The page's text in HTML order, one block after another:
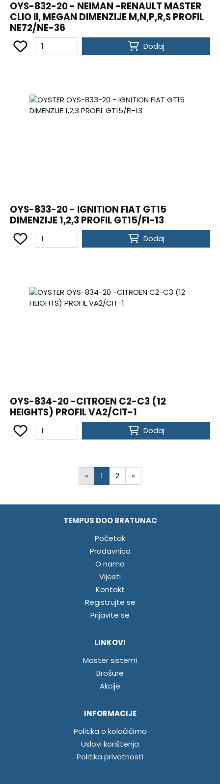
OYS-832-20 - NEIMAN -RENAULT MASTER
CLIO II, MEGAN DIMENZIJE M,N,P,R,S PROFIL
NE72/NE-36
Dodaj
OYS-833-20 - IGNITION FIAT GT15
DIMENZIJE 1,2,3 PROFIL GT15/FI-13
Dodaj
OYS-834-20 -CITROEN C2-C3 (12
HEIGHTS) PROFIL VA2/CIT-1
Dodaj
« 1 2 »
TEMPUS DOO BRATUNAC
Početak
Prodavnica
O nama
Vijesti
Kontakt
Registrujte se
Prijavite se
LINKOVI
Master sistemi
Brošure
Akcije
INFORMACIJE
Politika o kolačićima
Uslovi korištenja
Politika privatnosti